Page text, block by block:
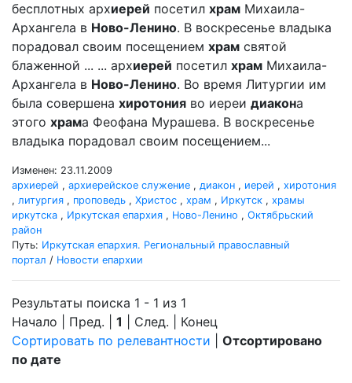
бесплотных архиерей посетил храм Михаила-
Архангела в Ново-Ленино. В воскресенье владыка
порадовал своим посещением храм святой
блаженной ... ... архиерей посетил храм Михаила-
Архангела в Ново-Ленино. Во время Литургии им
была совершена хиротония во иереи диакона
этого храма Феофана Мурашева. В воскресенье
владыка порадовал своим посещением...
Изменен: 23.11.2009
архиерей , архиерейское служение , диакон , иерей , хиротония
, литургия , проповедь , Христос , храм , Иркутск , храмы
иркутска , Иркутская епархия , Ново-Ленино , Октябрьский
район
Путь: Иркутская епархия. Региональный православный
портал / Новости епархии
Результаты поиска 1 - 1 из 1
Начало | Пред. | 1 | След. | Конец
Сортировать по релевантности
Отсортировано
по дате